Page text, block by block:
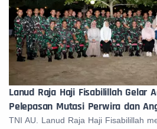
Lanud Raja Haji Fisabilillah Gelar
Pelepasan Mutasi Perwira dan
TNI AU. Lanud Raja Haji Fisabilillah